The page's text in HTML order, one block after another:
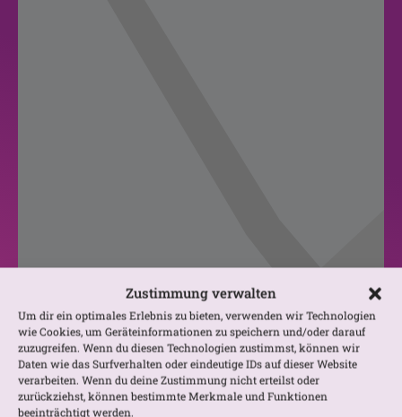
Zustimmung verwalten
Um dir ein optimales Erlebnis zu bieten, verwenden wir Technologien
wie Cookies, um Geräteinformationen zu speichern und/oder darauf
zuzugreifen. Wenn du diesen Technologien zustimmst, können wir
Daten wie das Surfverhalten oder eindeutige IDs auf dieser Website
verarbeiten. Wenn du deine Zustimmung nicht erteilst oder
zurückziehst, können bestimmte Merkmale und Funktionen
beeinträchtigt werden.